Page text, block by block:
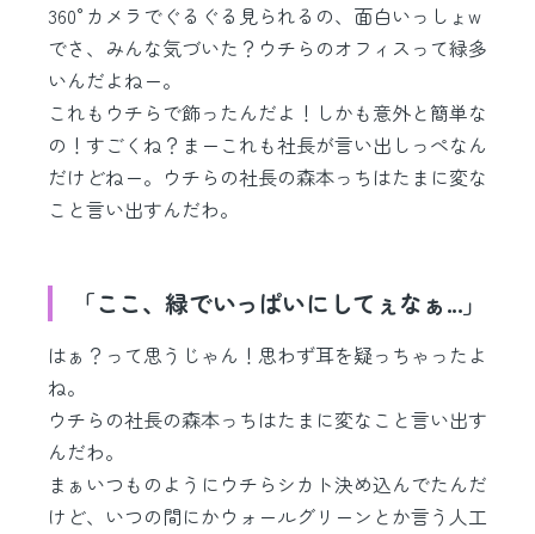
360°カメラでぐるぐる見られるの、面白いっしょw
でさ、みんな気づいた？ウチらのオフィスって緑多
いんだよねー。
これもウチらで飾ったんだよ！しかも意外と簡単な
の！すごくね？まーこれも社長が言い出しっぺなん
だけどねー。ウチらの社長の森本っちはたまに変な
こと言い出すんだわ。
「ここ、緑でいっぱいにしてぇなぁ...」
はぁ？って思うじゃん！思わず耳を疑っちゃったよ
ね。
ウチらの社長の森本っちはたまに変なこと言い出す
んだわ。
まぁいつものようにウチらシカト決め込んでたんだ
けど、いつの間にかウォールグリーンとか言う人工